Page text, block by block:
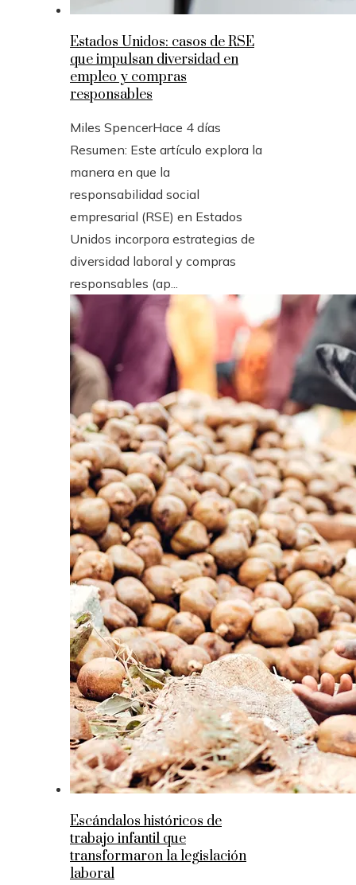
Estados Unidos: casos de RSE
que impulsan diversidad en
empleo y compras
responsables
Miles SpencerHace 4 días
Resumen: Este artículo explora la
manera en que la
responsabilidad social
empresarial (RSE) en Estados
Unidos incorpora estrategias de
diversidad laboral y compras
responsables (ap...
Escándalos históricos de
trabajo infantil que
transformaron la legislación
laboral